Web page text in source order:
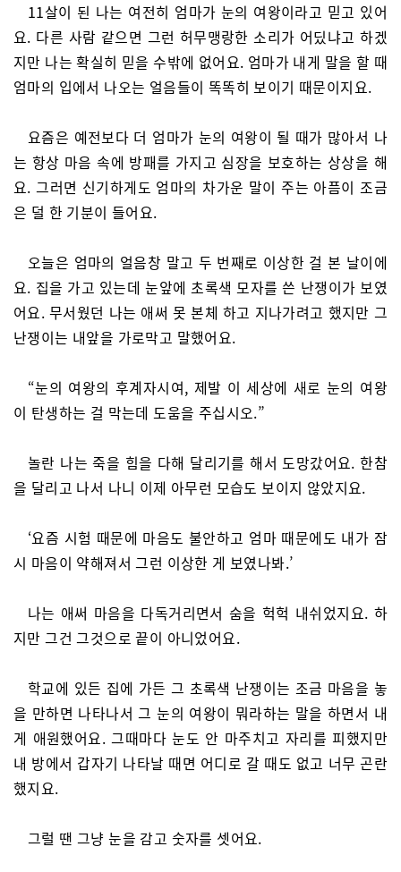
11살이 된 나는 여전히 엄마가 눈의 여왕이라고 믿고 있어
요. 다른 사람 같으면 그런 허무맹랑한 소리가 어딨냐고 하겠
지만 나는 확실히 믿을 수밖에 없어요. 엄마가 내게 말을 할 때
엄마의 입에서 나오는 얼음들이 똑똑히 보이기 때문이지요.
요즘은 예전보다 더 엄마가 눈의 여왕이 될 때가 많아서 나
는 항상 마음 속에 방패를 가지고 심장을 보호하는 상상을 해
요. 그러면 신기하게도 엄마의 차가운 말이 주는 아픔이 조금
은 덜 한 기분이 들어요.
오늘은 엄마의 얼음창 말고 두 번째로 이상한 걸 본 날이에
요. 집을 가고 있는데 눈앞에 초록색 모자를 쓴 난쟁이가 보였
어요. 무서웠던 나는 애써 못 본체 하고 지나가려고 했지만 그
난쟁이는 내앞을 가로막고 말했어요.
“눈의 여왕의 후계자시여, 제발 이 세상에 새로 눈의 여왕
이 탄생하는 걸 막는데 도움을 주십시오.”
놀란 나는 죽을 힘을 다해 달리기를 해서 도망갔어요. 한참
을 달리고 나서 나니 이제 아무런 모습도 보이지 않았지요.
‘요즘 시험 때문에 마음도 불안하고 엄마 때문에도 내가 잠
시 마음이 약해져서 그런 이상한 게 보였나봐.’
나는 애써 마음을 다독거리면서 숨을 헉헉 내쉬었지요. 하
지만 그건 그것으로 끝이 아니었어요.
학교에 있든 집에 가든 그 초록색 난쟁이는 조금 마음을 놓
을 만하면 나타나서 그 눈의 여왕이 뭐라하는 말을 하면서 내
게 애원했어요. 그때마다 눈도 안 마주치고 자리를 피했지만
내 방에서 갑자기 나타날 때면 어디로 갈 때도 없고 너무 곤란
했지요.
그럴 땐 그냥 눈을 감고 숫자를 셋어요.